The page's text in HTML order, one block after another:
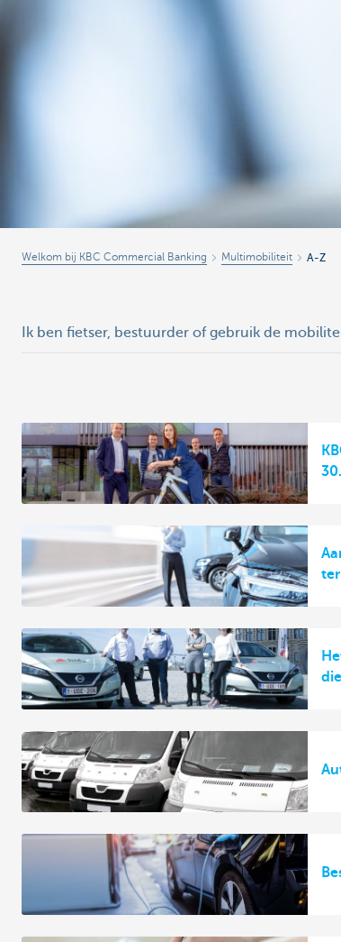
Welkom bij KBC Commercial Banking Multimobiliteit A-Z
Ik ben fietser, bestuurder of gebruik de